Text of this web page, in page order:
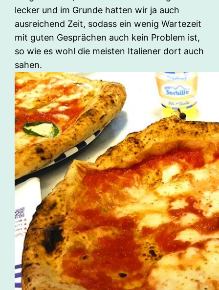
lecker und im Grunde hatten wir ja auch
ausreichend Zeit, sodass ein wenig Wartezeit
mit guten Gesprächen auch kein Problem ist,
so wie es wohl die meisten Italiener dort auch
sahen.